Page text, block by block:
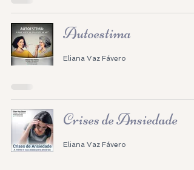
Autoestima
Eliana Vaz Fávero
Crises de Ansiedade
Eliana Vaz Fávero